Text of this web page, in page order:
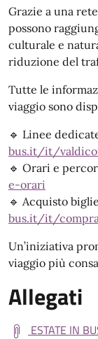
Grazie a una
possono
culturale e
riduzione del
Tutte le
viaggio sono
🔹 Linee
bus.it/it/
🔹 Orari e
e-orari
🔹 Acquisto
bus.it/it/
Un’iniziativa
viaggio più
Allegati
ESTATE IN